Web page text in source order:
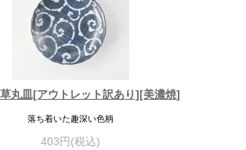
丸皿[アウトレット訳あり][美濃焼]
落ち着いた趣深い色柄
403円(税込)